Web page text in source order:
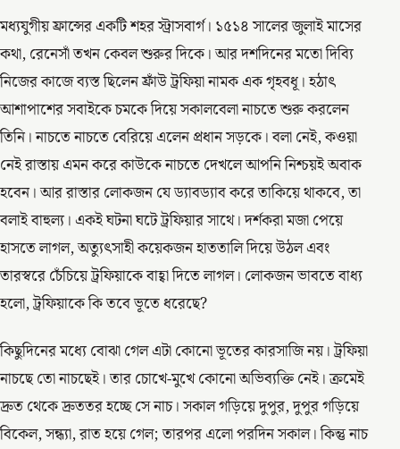
মধ্যযুগীয় ফ্রান্সের একটি শহর স্ট্রাসবার্গ। ১৫১৪ সালের জুলাই মাসের
কথা, রেনেসাঁ তখন কেবল শুরুর দিকে। আর দশদিনের মতো দিব্যি
নিজের কাজে ব্যস্ত ছিলেন ফ্রাঁউ ট্রফিয়া নামক এক গৃহবধূ। হঠাৎ
আশাপাশের সবাইকে চমকে দিয়ে সকালবেলা নাচতে শুরু করলেন
তিনি। নাচতে নাচতে বেরিয়ে এলেন প্রধান সড়কে। বলা নেই, কওয়া
নেই রাস্তায় এমন করে কাউকে নাচতে দেখলে আপনি নিশ্চয়ই অবাক
হবেন। আর রাস্তার লোকজন যে ড্যাবড্যাব করে তাকিয়ে থাকবে, তা
বলাই বাহুল্য। একই ঘটনা ঘটে ট্রফিয়ার সাথে। দর্শকরা মজা পেয়ে
হাসতে লাগল, অত্যুৎসাহী কয়েকজন হাততালি দিয়ে উঠল এবং
তারস্বরে চেঁচিয়ে ট্রফিয়াকে বাহ্বা দিতে লাগল। লোকজন ভাবতে বাধ্য
হলো, ট্রফিয়াকে কি তবে ভূতে ধরেছে?
কিছুদিনের মধ্যে বোঝা গেল এটা কোনো ভূতের কারসাজি নয়। ট্রফিয়া
নাচছে তো নাচছেই। তার চোখে-মুখে কোনো অভিব্যক্তি নেই। ক্রমেই
দ্রুত থেকে দ্রুততর হচ্ছে সে নাচ। সকাল গড়িয়ে দুপুর, দুপুর গড়িয়ে
বিকেল, সন্ধ্যা, রাত হয়ে গেল; তারপর এলো পরদিন সকাল। কিন্তু নাচ